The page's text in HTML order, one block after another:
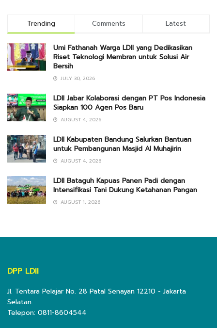
Trending Comments Latest
Umi Fathanah Warga LDII yang Dedikasikan
Riset Teknologi Membran untuk Solusi Air
Bersih
JULY 30, 2026
LDII Jabar Kolaborasi dengan PT Pos Indonesia
Siapkan 100 Agen Pos Baru
AUGUST 4, 2026
LDII Kabupaten Bandung Salurkan Bantuan
untuk Pembangunan Masjid Al Muhajirin
AUGUST 4, 2026
LDII Bataguh Kapuas Panen Padi dengan
Intensifikasi Tani Dukung Ketahanan Pangan
AUGUST 1, 2026
DPP LDII
Jl. Tentara Pelajar No. 28 Patal Senayan 12210 - Jakarta
Selatan.
Telepon: 0811-8604544